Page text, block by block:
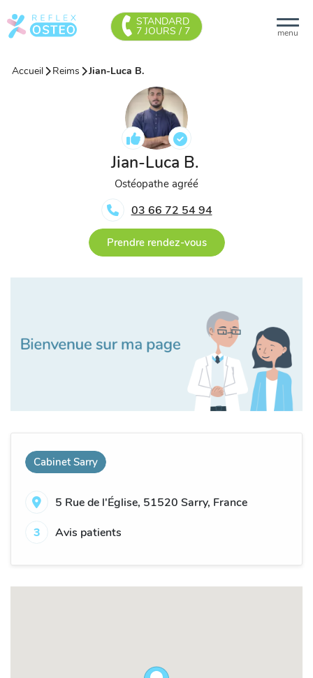
menu
STANDARD
7 JOURS / 7
Accueil Reims Jian-Luca B.
Jian-Luca B.
Ostéopathe agréé
03 66 72 54 94
Prendre rendez-vous
Cabinet Sarry
5 Rue de l'Église, 51520 Sarry, France
3
Avis patients